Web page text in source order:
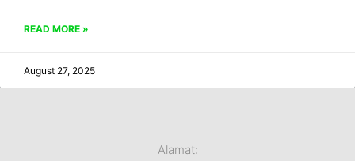
READ MORE »
August 27, 2025
Alamat: